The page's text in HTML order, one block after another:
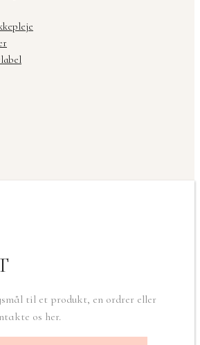
til et produkt, en ordrer eller
os her.